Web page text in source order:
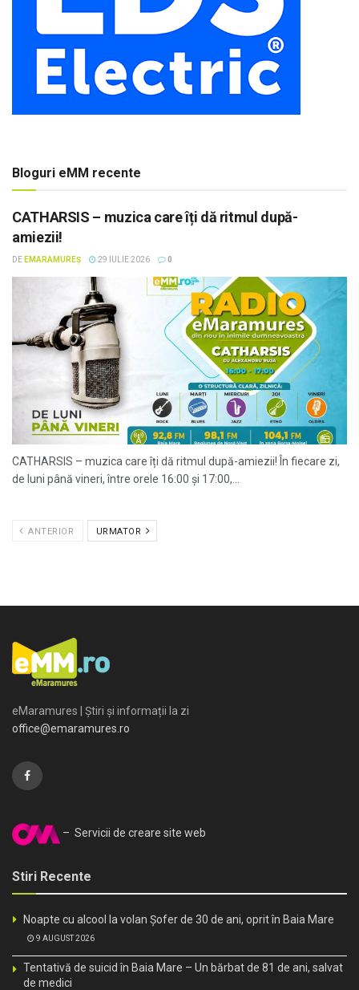
Bloguri eMM recente
CATHARSIS – muzica care îți dă ritmul după-
amiezii!
DE EMARAMUREȘ 29 IULIE 2026 0
CATHARSIS – muzica care îți dă ritmul după-amiezii! În fiecare zi,
de luni până vineri, între orele 16:00 și 17:00,...
ANTERIOR URMATOR
eMaramures | Știri și informații la zi
office@emaramures.ro
– Servicii de creare site web
Stiri Recente
Noapte cu alcool la volan Șofer de 30 de ani, oprit în Baia Mare
9 AUGUST 2026
Tentativă de suicid în Baia Mare – Un bărbat de 81 de ani, salvat
de medici